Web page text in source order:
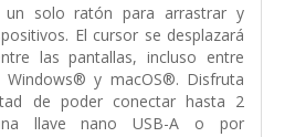
un solo ratón para arrastrar y
El cursor se desplazará
las pantallas, incluso entre
Windows® y macOS®. Disfruta
de poder conectar hasta 2
llave nano USB-A o por